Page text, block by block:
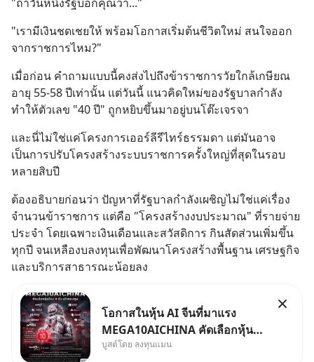
"เรามีเงินชดเชยให้ พร้อมโอกาสเริ่มต้นชีวิตใหม่ สนใจออก
จากราชการไหม?"
เมื่อก่อน คำถามแบบนี้คงส่งไปถึงข้าราชการวัยใกล้เกษียณ
อายุ 55-58 ปีเท่านั้น แต่วันนี้ แนวคิดใหม่ของรัฐบาลกำลัง
ทำให้ตัวเลข "40 ปี" ถูกหยิบขึ้นมาอยู่บนโต๊ะเจรจา
และนี่ไม่ใช่แค่โครงการเออร์ลีรีไทร์ธรรมดา แต่มันอาจ
เป็นการปรับโครงสร้างระบบราชการครั้งใหญ่ที่สุดในรอบ
หลายสิบปี
ต้องอธิบายก่อนว่า ปัญหาที่รัฐบาลกำลังเผชิญไม่ใช่แค่เรื่อง
จำนวนข้าราชการ แต่คือ "โครงสร้างงบประมาณ" ที่รายจ่าย
ประจำ โดยเฉพาะเงินเดือนและสวัสดิการ กินสัดส่วนเพิ่มขึ้น
ทุกปี จนเหลืองบลงทุนเพื่อพัฒนาโครงสร้างพื้นฐาน เศรษฐกิจ
และบริการสาธารณะน้อยลง
โอกาสในหุ้น AI จีนที่มาแรง
MEGA10AICHINA คัดเลือกหุ้น
ใหม่ 9 ตัว เข้ากองทุน.. ครอบคลุม
บูสต์โดย ลงทุนแมน